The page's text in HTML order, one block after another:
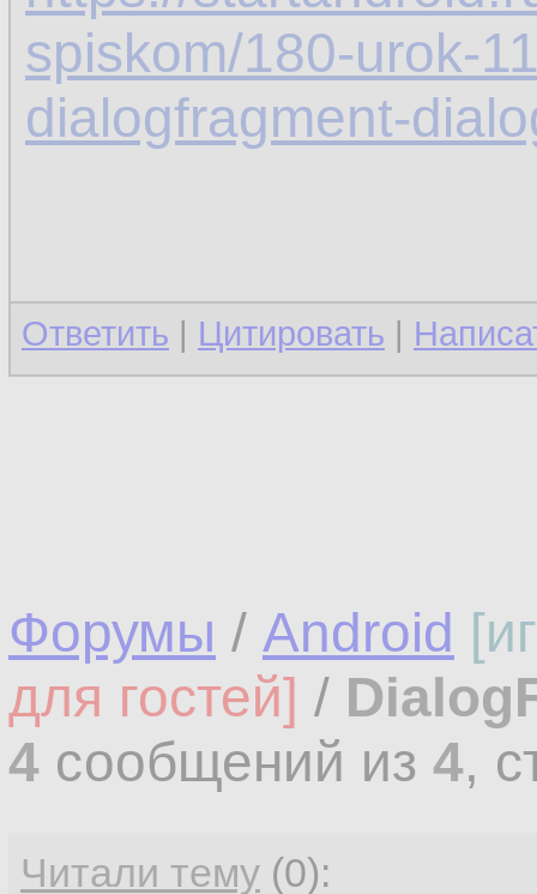
spiskom/180-urok-
dialogfragment-
Ответить | Цитировать |
Форумы / Android
для гостей] /
4 сообщений из 4,
Читали тему (0):